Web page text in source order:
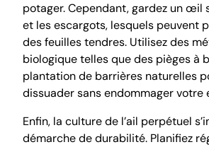
potager. Cependant, gardez un œil
et les escargots, lesquels peuvent
des feuilles tendres. Utilisez des
biologique telles que des pièges à
plantation de barrières naturelles
dissuader sans endommager votre
Enfin, la culture de l’ail perpétuel
démarche de durabilité. Planifiez